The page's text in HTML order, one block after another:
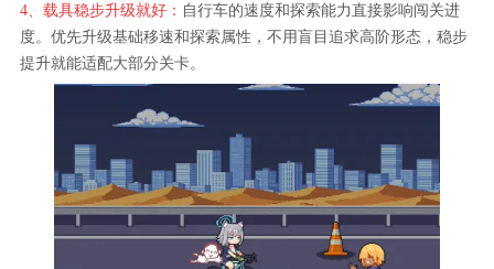
4、载具稳步升级就好： 自行车的速度和探索能力直接影响闯关进
度。优先升级基础移速和探索属性，不用盲目追求高阶形态，稳步
提升就能适配大部分关卡。